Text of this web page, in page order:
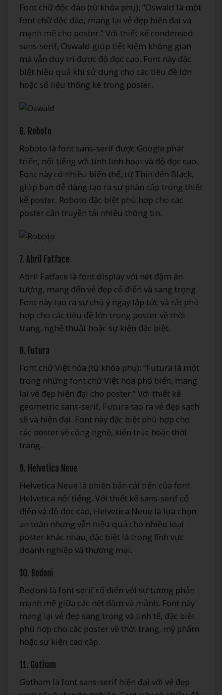
Font chữ độc đáo (từ khóa phụ): “Oswald là một
font chữ độc đáo, mang lại vẻ đẹp hiện đại và
mạnh mẽ cho poster.” Với thiết kế condensed
sans-serif, Oswald giúp tiết kiệm không gian
mà vẫn duy trì được độ đọc cao. Font này đặc
biệt hiệu quả khi sử dụng cho các tiêu đề lớn
hoặc số liệu thống kê trong poster.
6. Roboto
Roboto là font sans-serif được Google phát
triển, nổi tiếng với tính linh hoạt và độ đọc cao.
Font này có nhiều biến thể, từ Thin đến Black,
giúp bạn dễ dàng tạo ra sự phân cấp trong thiết
kế poster. Roboto đặc biệt phù hợp cho các
poster cần truyền tải nhiều thông tin.
7. Abril Fatface
Abril Fatface là font display với nét đậm ấn
tượng, mang đến vẻ đẹp cổ điển và sang trọng.
Font này tạo ra sự chú ý ngay lập tức và rất phù
hợp cho các tiêu đề lớn trong poster về thời
trang, nghệ thuật hoặc sự kiện đặc biệt.
8. Futura
Font chữ Việt hóa (từ khóa phụ): “Futura là một
trong những font chữ Việt hóa phổ biến, mang
lại vẻ đẹp hiện đại cho poster.” Với thiết kế
geometric sans-serif, Futura tạo ra vẻ đẹp sạch
sẽ và hiện đại. Font này đặc biệt phù hợp cho
các poster về công nghệ, kiến trúc hoặc thời
trang.
9. Helvetica Neue
Helvetica Neue là phiên bản cải tiến của font
Helvetica nổi tiếng. Với thiết kế sans-serif cổ
điển và độ đọc cao, Helvetica Neue là lựa chọn
an toàn nhưng vẫn hiệu quả cho nhiều loại
poster khác nhau, đặc biệt là trong lĩnh vực
doanh nghiệp và thương mại.
10. Bodoni
Bodoni là font serif cổ điển với sự tương phản
mạnh mẽ giữa các nét đậm và mảnh. Font này
mang lại vẻ đẹp sang trọng và tinh tế, đặc biệt
phù hợp cho các poster về thời trang, mỹ phẩm
hoặc sự kiện cao cấp.
11. Gotham
Gotham là font sans-serif hiện đại với vẻ đẹp